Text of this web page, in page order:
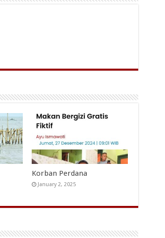
Korban Perdana
January 2, 2025